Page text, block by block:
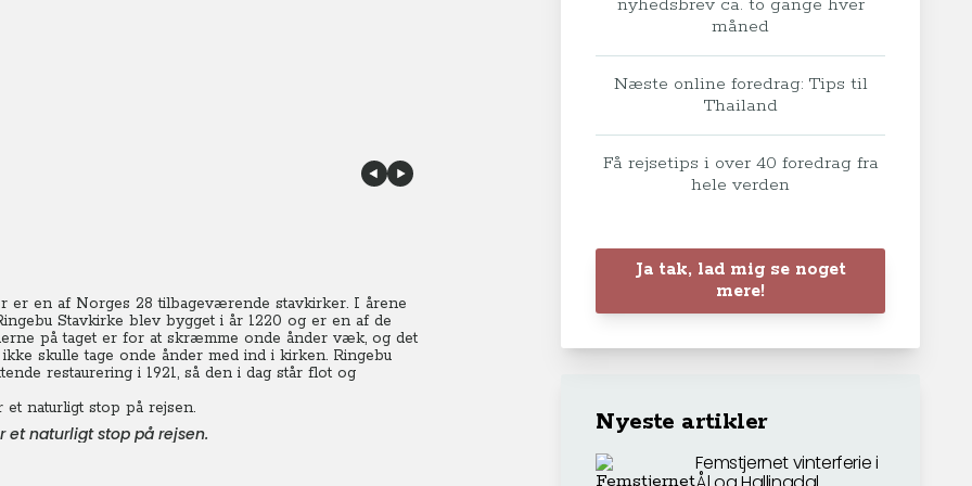
er en af Norges 28 tilbageværende stavkirker. I årene
Stavkirke blev bygget i år 1220 og er en af de
på taget er for at skræmme onde ånder væk, og det
skulle tage onde ånder med ind i kirken. Ringebu
restaurering i 1921, så den i dag står flot og
et naturligt stop på rejsen.
nyhedsbrev ca. to gange hver
måned
Næste online foredrag: Tips til
Thailand
Få rejsetips i over 40 foredrag fra
hele verden
Ja tak, lad mig se noget
mere!
Nyeste artikler
Femstjernet vinterferie i